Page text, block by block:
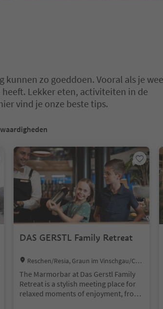
kunnen zo goeddoen. Vooral als je
Lekker eten, activiteiten in de
vind je onze beste tips.
DAS GERSTL Family Retreat
Location:
Reschen/Resia, Graun im Vinschgau/Cur
The Marmorbar at Das Gerstl Family
Retreat is a stylish meeting place for
relaxed moments of enjoyment, from